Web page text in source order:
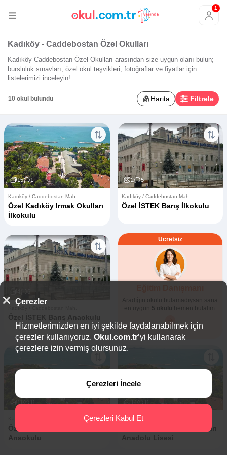
1
Kadıköy - Caddebostan Özel Okulları
Kadıköy Caddebostan Özel Okulları arasından size uygun olanı bulun;
bursluluk sınavları, özel okul teşvikleri, fotoğraflar ve fiyatlar için
listelerimizi inceleyin!
10 okul bulundu Harita Filtrele
15 1
Kadıköy / Caddebostan Mah.
Özel Kadıköy Irmak Okulları
İlkokulu
2 5
Kadıköy / Caddebostan Mah.
Özel İSTEK Barış İlkokulu
Özel İSTEK Barış Anaokulu
Ücretsiz
Aradığın okulu bulamadıysan sana
en uygun 5 okulu hemen bulalım.
Özel Kadıköy Irmak Okulları
Anaokulu
Kadıköy / Caddebostan Mah.
Özel Kadıköy Irmak Okulları
Anadolu Lisesi
Çerezler
Hizmetlerimizden en iyi şekilde faydalanabilmek için
çerezler kullanıyoruz. Okul.com.tr’yi kullanarak
çerezlere izin vermiş olursunuz.
Çerezleri İncele
Çerezleri Kabul Et